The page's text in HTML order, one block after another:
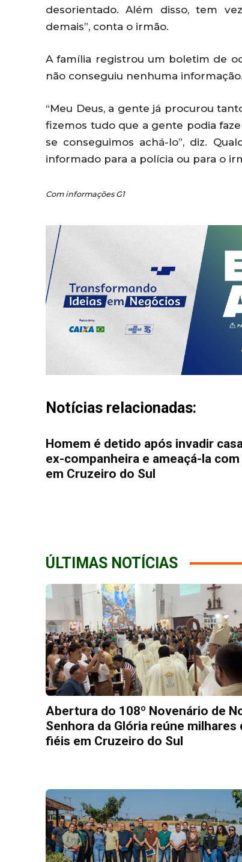
desorientado. Além disso, tem
demais”, conta o irmão.
A família registrou um boletim de
não conseguiu nenhuma informação.
“Meu Deus, a gente já procurou
fizemos tudo que a gente podia
se conseguimos achá-lo”, diz.
informado para a polícia ou para o
Com informações G1
Notícias relacionadas:
Homem é detido após invadir
ex-companheira e ameaçá-la
em Cruzeiro do Sul
ÚLTIMAS NOTÍCIAS
Abertura do 108º Novenário de
Senhora da Glória reúne milhares
fiéis em Cruzeiro do Sul